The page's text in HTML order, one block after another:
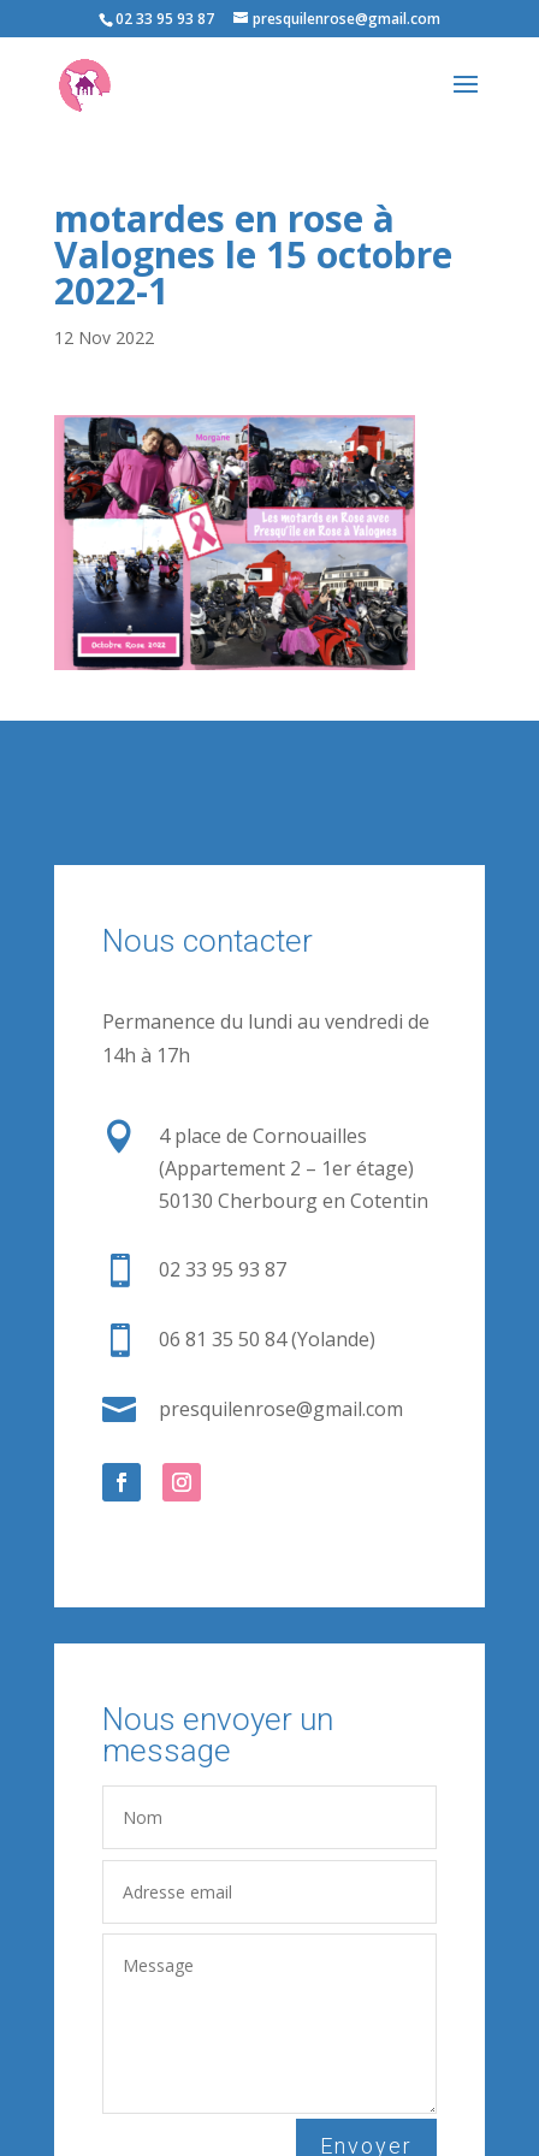
02 33 95 93 87 presquilenrose@gmail.com
motardes en rose à
Valognes le 15 octobre
2022-1
12 Nov 2022
Nous contacter
Permanence du lundi au vendredi de
14h à 17h

4 place de Cornouailles
(Appartement 2 – 1er étage)
50130 Cherbourg en Cotentin
 02 33 95 93 87
 06 81 35 50 84 (Yolande)
 presquilenrose@gmail.com
Nous envoyer un
message
Envoyer